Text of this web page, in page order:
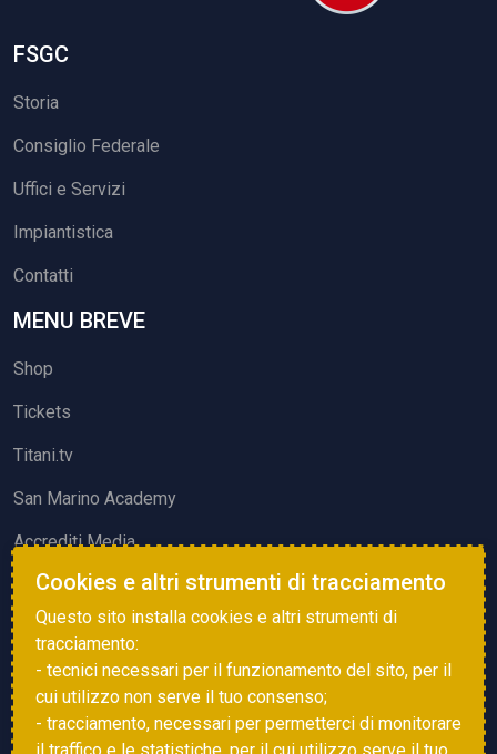
FSGC
Storia
Consiglio Federale
Uffici e Servizi
Impiantistica
Contatti
MENU BREVE
Shop
Tickets
Titani.tv
San Marino Academy
Accrediti Media
ATTIVITÀ ED EVENTI
Squadre di Calcio
Associazione Sammarinese Arbitri
Vota gol e parata
Cookies e altri strumenti di tracciamento
Questo sito installa cookies e altri strumenti di
tracciamento:
- tecnici necessari per il funzionamento del sito, per il
cui utilizzo non serve il tuo consenso;
- tracciamento, necessari per permetterci di monitorare